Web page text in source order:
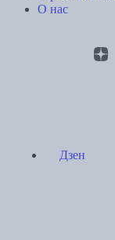
О нас
Дзен